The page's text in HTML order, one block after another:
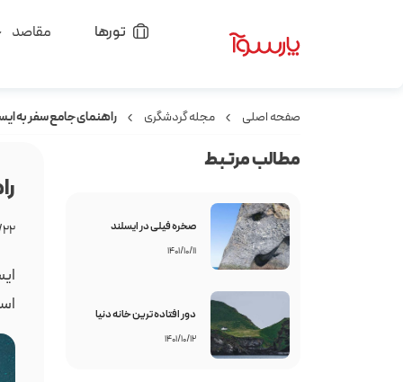
تورها مقاصد
صفحه اصلی مجله گردشگری راهنمای جامع سفر به
مطالب مرتبط
صخره فیلی در ایسلند
۱۴۰۱/۱۰/۱۱
دور افتاده ترین خانه دنیا
۱۴۰۱/۱۰/۱۲